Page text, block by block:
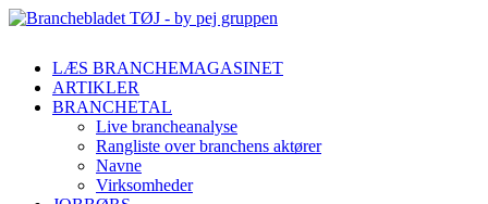
LÆS BRANCHEMAGASINET
ARTIKLER
BRANCHETAL
Live brancheanalyse
Rangliste over branchens aktører
Navne
Virksomheder